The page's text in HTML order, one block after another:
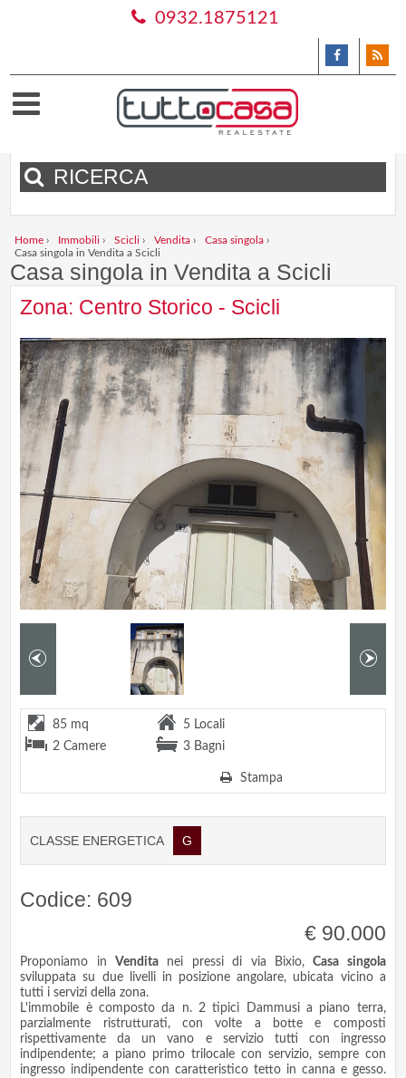
0932.1875121
RICERCA
Home › Immobili › Scicli › Vendita › Casa singola ›
Casa singola in Vendita a Scicli
Casa singola in Vendita a Scicli
Zona: Centro Storico - Scicli
85 mq
5 Locali
2 Camere
3 Bagni
Stampa
CLASSE ENERGETICA G
Codice: 609
€ 90.000
Proponiamo inVendita nei pressi di via Bixio,Casa singola
sviluppata su due livelli in posizione angolare, ubicata vicino a
tutti i servizi della zona.
L'immobile è composto da n. 2 tipici Dammusi a piano terra,
parzialmente ristrutturati, con volte a botte e composti
rispettivamente da un vano e servizio tutti con ingresso
indipendente; a piano primo trilocale con servizio, sempre con
ingresso indipendente con caratteristico tetto in canna e gesso.